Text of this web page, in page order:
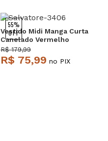
55%
OFF
Vestido Midi Manga Curta
Canelado Vermelho
Salvatore
R$ 179,99
R$ 75,99 no PIX